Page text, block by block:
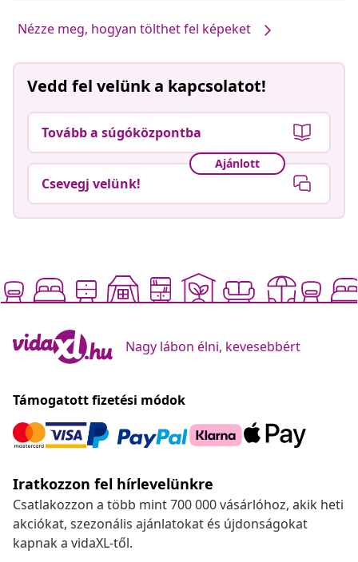
Nézze meg, hogyan tölthet fel képeket
Vedd fel velünk a kapcsolatot!
Tovább a súgóközpontba
Ajánlott
Csevegj velünk!
Nagy lábon élni, kevesebbért
Támogatott fizetési módok
Iratkozzon fel hírlevelünkre
Csatlakozzon a több mint 700 000 vásárlóhoz, akik heti
akciókat, szezonális ajánlatokat és újdonságokat
kapnak a vidaXL-től.